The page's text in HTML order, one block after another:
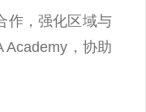
作，强化区域与
Academy，协助